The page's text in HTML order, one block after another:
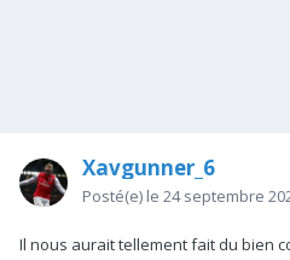
Xavgunner_6
Posté(e) le 24 septembre
Il nous aurait tellement fait du bien